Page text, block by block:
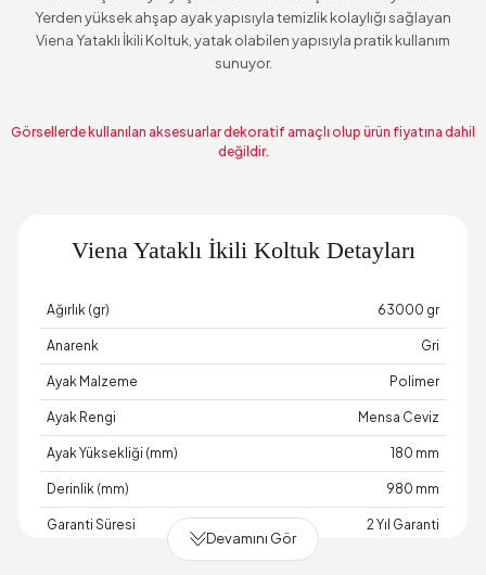
Yerden yüksek ahşap ayak yapısıyla temizlik kolaylığı sağlayan
Viena Yataklı İkili Koltuk, yatak olabilen yapısıyla pratik kullanım
sunuyor.
Görsellerde kullanılan aksesuarlar dekoratif amaçlı olup ürün fiyatına dahil
değildir.
Viena Yataklı İkili Koltuk Detayları
Ağırlık (gr) 63000 gr
Anarenk Gri
Ayak Malzeme Polimer
Ayak Rengi Mensa Ceviz
Ayak Yüksekliği (mm) 180 mm
Derinlik (mm) 980 mm
Garanti Süresi 2 Yıl Garanti
Devamını Gör